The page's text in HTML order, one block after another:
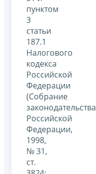
пунктом
3
статьи
187.1
Налогового
кодекса
Российской
Федерации
(Собрание
законодательства
Российской
Федерации,
1998,
№ 31,
ст.